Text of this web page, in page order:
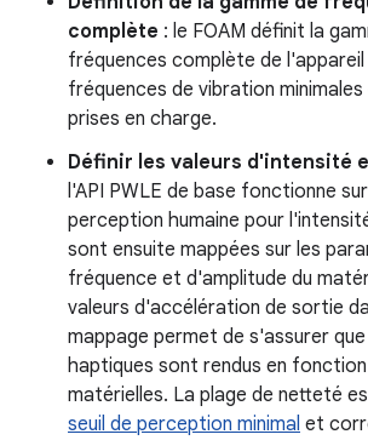
complète : le FOAM définit la
fréquences complète de
fréquences de vibration
prises en charge.
Définir les valeurs d'intensité
l'API PWLE de base fonctionne
perception humaine pour
sont ensuite mappées sur les
fréquence et d'amplitude du
valeurs d'accélération de sortie
mappage permet de s'assurer
haptiques sont rendus en
matérielles. La plage de netteté
seuil de perception minimal et